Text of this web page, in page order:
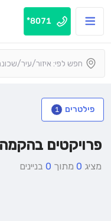
8071*
פילטרים 1
פרויקטים
מציג 0 מתוך 0 בניינים